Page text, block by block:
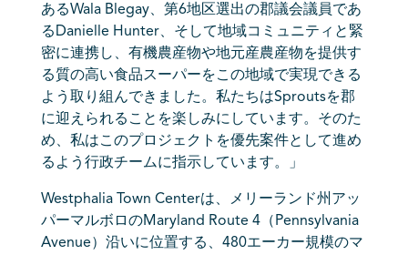
あるWala Blegay、第6地区選出の郡議会議員であ
るDanielle Hunter、そして地域コミュニティと緊
密に連携し、有機農産物や地元産農産物を提供す
る質の高い食品スーパーをこの地域で実現できる
よう取り組んできました。私たちはSproutsを郡
に迎えられることを楽しみにしています。そのた
め、私はこのプロジェクトを優先案件として進め
るよう行政チームに指示しています。」
Westphalia Town Centerは、メリーランド州アッ
パーマルボロのMaryland Route 4（Pennsylvania
Avenue）沿いに位置する、480エーカー規模のマ